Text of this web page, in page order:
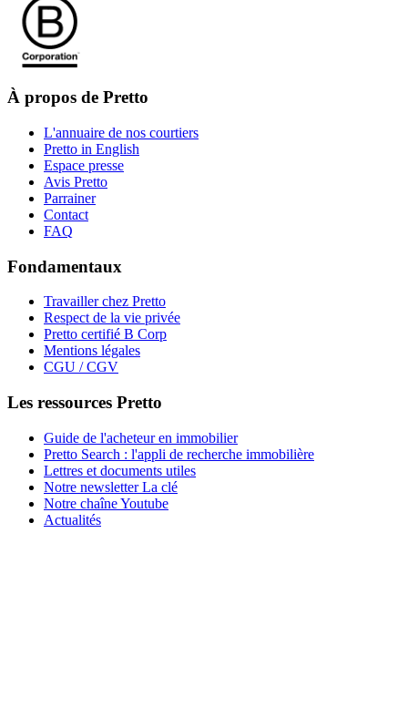
À propos de Pretto
L'annuaire de nos courtiers
Pretto in English
Espace presse
Avis Pretto
Parrainer
Contact
FAQ
Fondamentaux
Travailler chez Pretto
Respect de la vie privée
Pretto certifié B Corp
Mentions légales
CGU / CGV
Les ressources Pretto
Guide de l'acheteur en immobilier
Pretto Search : l'appli de recherche immobilière
Lettres et documents utiles
Notre newsletter La clé
Notre chaîne Youtube
Actualités